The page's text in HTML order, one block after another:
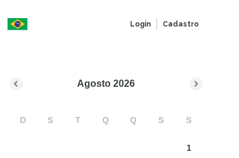
Login Cadastro
Agosto 2026
D S T Q Q S S
1